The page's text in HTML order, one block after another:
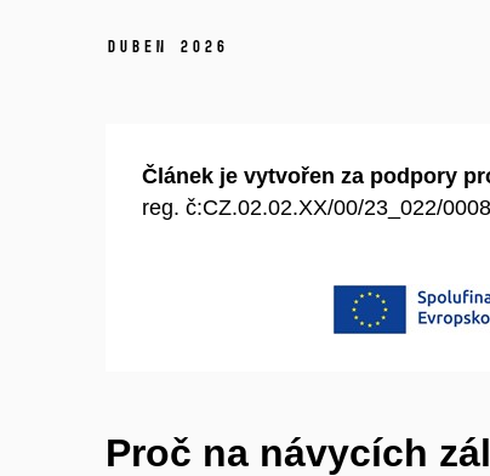
duben 2026
Článek je vytvořen za podpory
reg. č:CZ.02.02.XX/00/23_022/
Proč na návycích